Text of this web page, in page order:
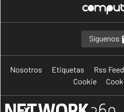
Síguenos
Nosotros Etiquetas Rss Feed
Cookie